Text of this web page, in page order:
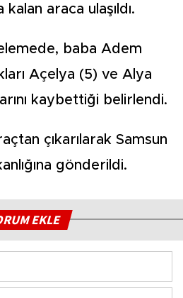
araca ulaşıldı.
baba Adem
Açelya (5) ve Alya
kaybettiği belirlendi.
çıkarılarak Samsun
gönderildi.
EKLE